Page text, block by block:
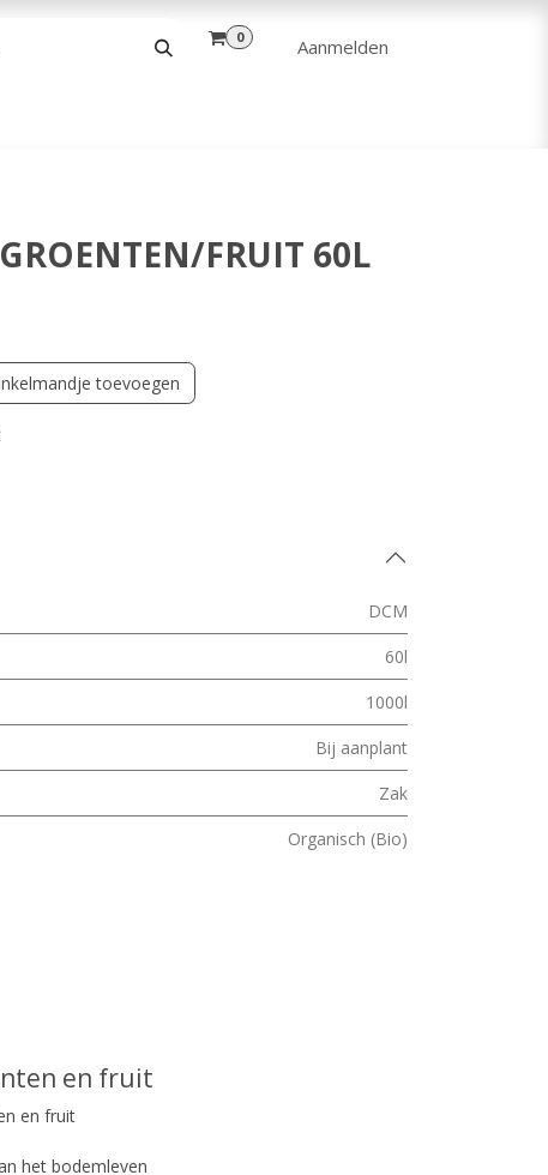
0 Aanmelden
FRUIT 60L
toevoegen
DCM
60l
1000l
Bij aanplant
Zak
Organisch (Bio)
en fruit
en fruit
het bodemleven